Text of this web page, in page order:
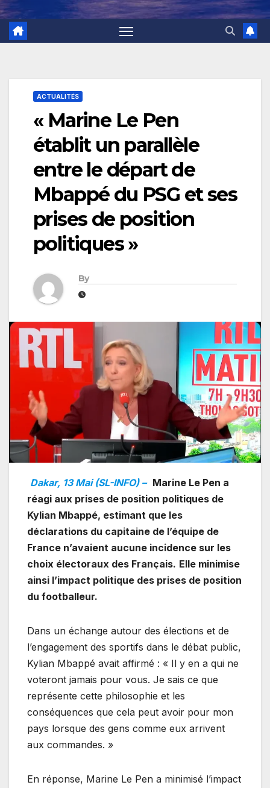
ACTUALITÉS
« Marine Le Pen
établit un parallèle
entre le départ de
Mbappé du PSG et ses
prises de position
politiques »
By
Dakar, 13 Mai (SL-INFO) – Marine Le Pen a
réagi aux prises de position politiques de
Kylian Mbappé, estimant que les
déclarations du capitaine de l’équipe de
France n’avaient aucune incidence sur les
choix électoraux des Français. Elle minimise
ainsi l’impact politique des prises de position
du footballeur.
Dans un échange autour des élections et de
l’engagement des sportifs dans le débat public,
Kylian Mbappé avait affirmé : « Il y en a qui ne
voteront jamais pour vous. Je sais ce que
représente cette philosophie et les
conséquences que cela peut avoir pour mon
pays lorsque des gens comme eux arrivent
aux commandes. »
En réponse, Marine Le Pen a minimisé l’impact